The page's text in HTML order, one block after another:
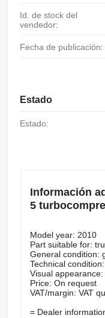
Id. de stock del
vendedor:
Fecha de publicación:
Estado
Estado:
Información
5
Model year: 2010
Part suitable for:
General condition:
Technical
Visual appearance:
Price: On request
VAT/margin: VAT
= Dealer